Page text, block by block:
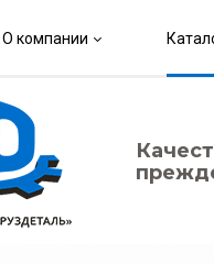
О компании